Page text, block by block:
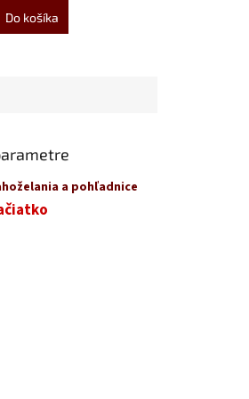
Do košíka
a pohľadnice